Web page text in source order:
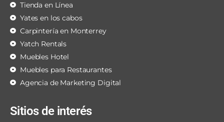
Tienda en Línea
Yates en los cabos
Carpintería en Monterrey
Yatch Rentals
Muebles Hotel
Muebles para Restaurantes
Agencia de Marketing Digital
Sitios de interés